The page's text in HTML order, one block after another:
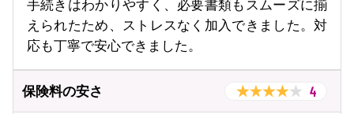
手続きはわかりやすく、必要書類もスムーズに揃
えられたため、ストレスなく加入できました。対
応も丁寧で安心できました。
保険料の安さ 4